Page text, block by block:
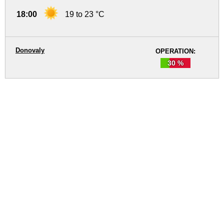
18:00 19 to 23 °C
OPERATION:
30 %
Donovaly